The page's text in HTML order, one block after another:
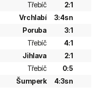
Třebíč
2:1
Vrchlabí
3:4sn
Poruba
3:1
Třebíč
4:1
Jihlava
2:1
Třebíč
0:5
Šumperk
4:3sn